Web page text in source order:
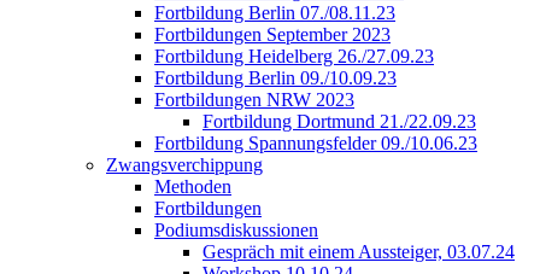
Fortbildung Berlin 07./08.11.23
Fortbildungen September 2023
Fortbildung Heidelberg 26./27.09.23
Fortbildung Berlin 09./10.09.23
Fortbildungen NRW 2023
Fortbildung Dortmund 21./22.09.23
Fortbildung Spannungsfelder 09./10.06.23
Zwangsverchippung
Methoden
Fortbildungen
Podiumsdiskussionen
Gespräch mit einem Aussteiger, 03.07.24